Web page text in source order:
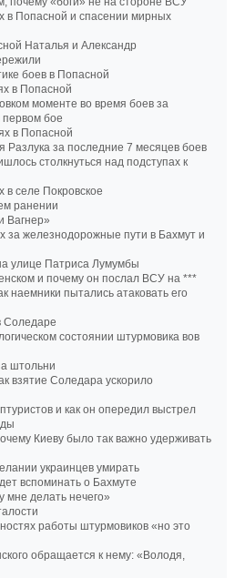
в Попасной и спасении мирных
Наталья и Александр
боев в Попасной
в Попасной
моменте во время боев за
бое
в Попасной
Разлука за последние 7 месяцев боев
столкнуться над подступах к
селе Покровское
ранении
Вагнер»
железнодорожные пути в Бахмут и
улице Патриса Лумумбы
и почему он послал ВСУ на ***
наемники пытались атаковать его
Соледаре
состоянии штурмовика вов
штольни
взятие Соледара ускорило
и как он опередил выстрел
Киеву было так важно удерживать
украинцев умирать
вспоминать о Бахмуте
делать нечего»
работы штурмовиков «но это
обращается к нему: «Володя,